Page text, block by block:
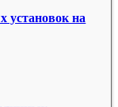
установок на